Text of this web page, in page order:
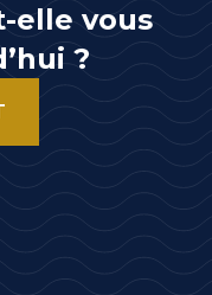
elle vous
?